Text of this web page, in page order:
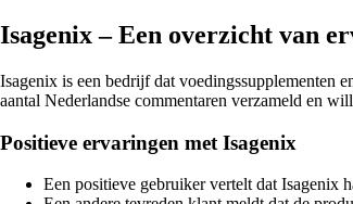
Isagenix – Een overzicht van
Isagenix is een bedrijf dat voedingssupplementen
aantal Nederlandse commentaren verzameld en
Positieve ervaringen met Isagenix
Een positieve gebruiker vertelt dat Isagenix